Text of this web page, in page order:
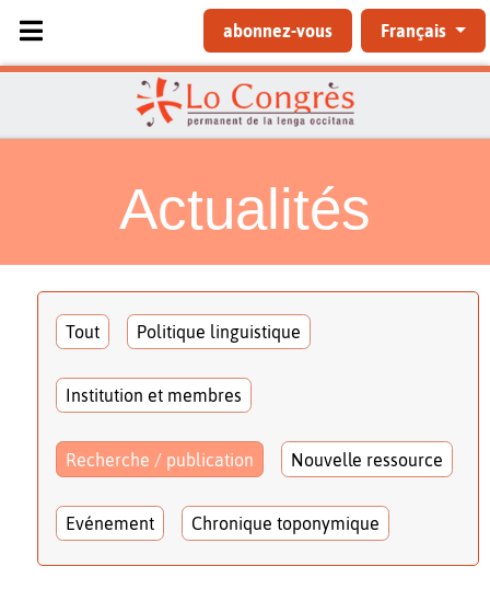
Sélectionnez votre langue
abonnez-vous Français
Actualités
Tout Politique linguistique
Institution et membres
Recherche / publication Nouvelle ressource
Evénement Chronique toponymique